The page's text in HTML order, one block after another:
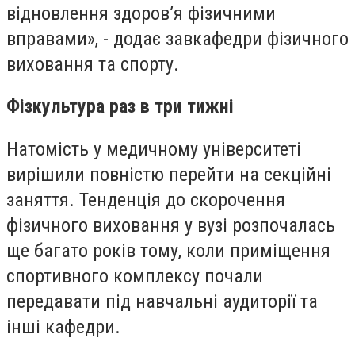
відновлення здоров’я фізичними
вправами», - додає завкафедри фізичного
виховання та спорту.
Фізкультура раз в три тижні
Натомість у медичному університеті
вирішили повністю перейти на секційні
заняття. Тенденція до скорочення
фізичного виховання у вузі розпочалась
ще багато років тому, коли приміщення
спортивного комплексу почали
передавати під навчальні аудиторії та
інші кафедри.